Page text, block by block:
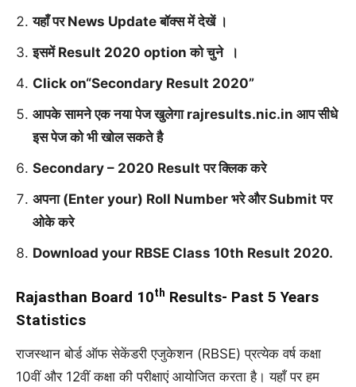
यहाँ पर News Update बॉक्स में देखें ।
इसमें Result 2020 option को चुने
।
Click on“Secondary Result 2020”
आपके सामने एक नया पेज खुलेगा rajresults.nic.in आप सीधे
इस पेज को भी खोल सकते है
Secondary – 2020 Result पर क्लिक करे
अपना (Enter your) Roll Number भरे और Submit पर
ओके करे
Download your RBSE Class 10th Result 2020.
Rajasthan Board 10th Results- Past 5 Years
Statistics
राजस्थान बोर्ड ऑफ सेकेंडरी एजुकेशन (RBSE) प्रत्येक वर्ष कक्षा
10वीं और 12वीं कक्षा की परीक्षाएं आयोजित करता है। यहाँ पर हम